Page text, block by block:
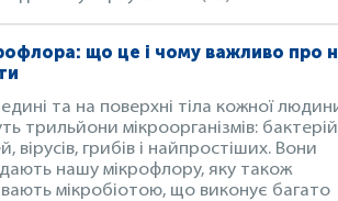
що це і чому важливо про
та на поверхні тіла кожної
трильйони мікроорганізмів:
вірусів, грибів і найпростіших. Вони
нашу мікрофлору, яку також
мікробіотою, що виконує багато